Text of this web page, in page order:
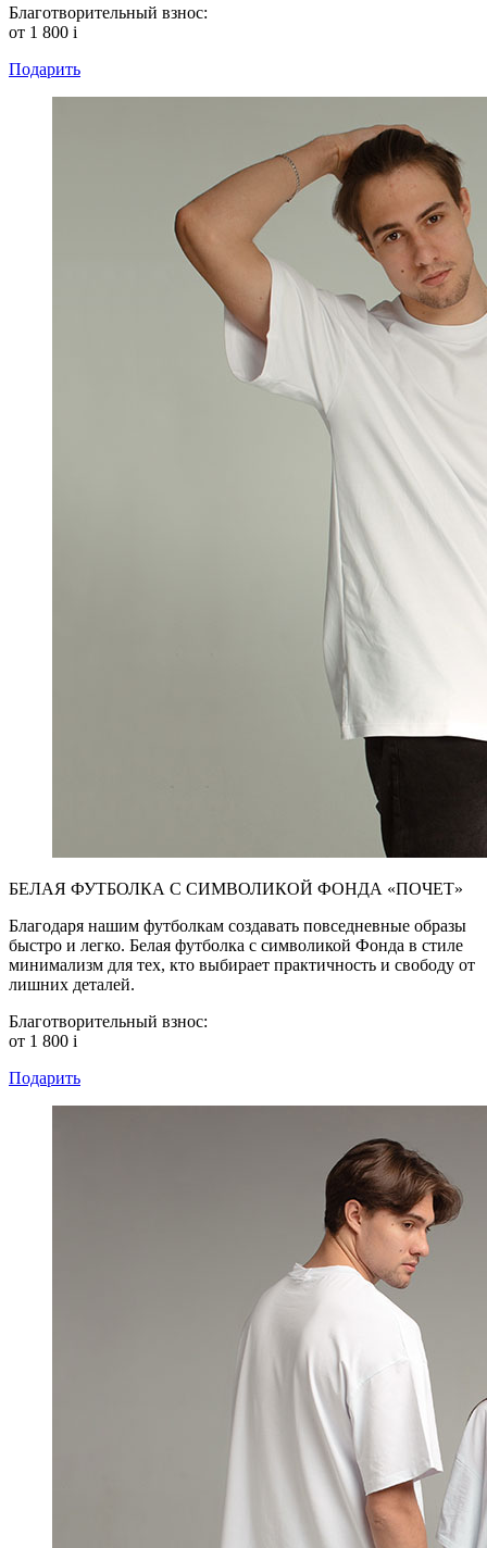
Благотворительный взнос:
от 1 800 i
Подарить
БЕЛАЯ ФУТБОЛКА С СИМВОЛИКОЙ ФОНДА «ПОЧЕТ»
Благодаря нашим футболкам создавать повседневные образы
быстро и легко. Белая футболка с символикой Фонда в стиле
минимализм для тех, кто выбирает практичность и свободу от
лишних деталей.
Благотворительный взнос:
от 1 800 i
Подарить